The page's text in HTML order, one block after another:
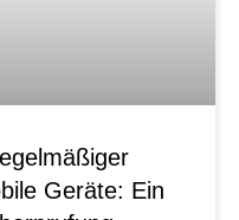
Geräte: Ein